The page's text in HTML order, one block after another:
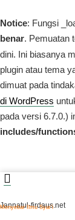
Notice: Fungsi
benar. Pemuatan
dini. Ini biasanya
plugin atau tema
dimuat pada
di WordPress
pada versi 6.7.0.)
includes/
Jannatul-firdaus.net
Menyebar Ilmu Syar’i